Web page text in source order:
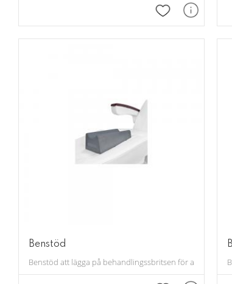
Lägg till i
Benstöd
Benstöd att lägga på behandlingssbritsen för att